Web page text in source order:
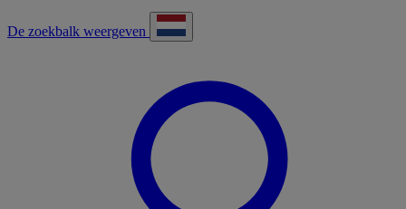
De zoekbalk weergeven